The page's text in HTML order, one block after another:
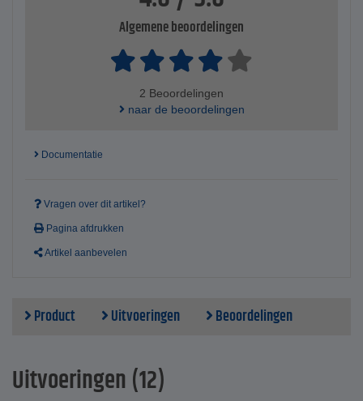
Algemene beoordelingen
2 Beoordelingen
naar de beoordelingen
Documentatie
Vragen over dit artikel?
Pagina afdrukken
Artikel aanbevelen
Product Uitvoeringen Beoordelingen
Uitvoeringen (12)